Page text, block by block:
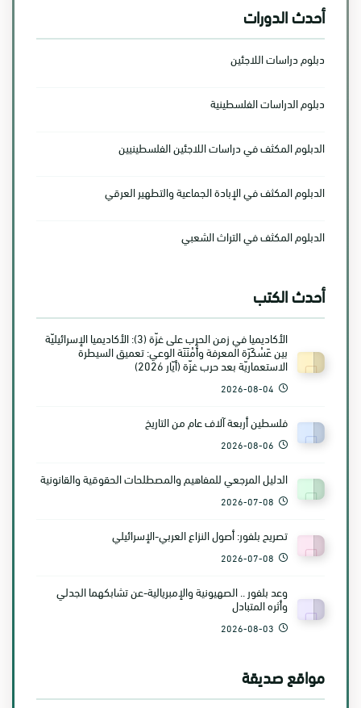
أحدث الدورات
دبلوم دراسات اللاجئين
دبلوم الدراسات الفلسطينية
الدبلوم المكثف في دراسات اللاجئين الفلسطينيين
الدبلوم المكثف في الإبادة الجماعية والتطهير العرقي
الدبلوم المكثف في التراث الشعبي
أحدث الكتب
الأكاديميا في زمن الحرب على غزّة (3): الأكاديميا الإسرائيليّة
بين عَسْكَرَة المعرفة وأَمْنَنَة الوعي: تعميق السيطرة
الاستعماريّة بعد حرب غزّة (أيّار 2026)
2026-08-04
فلسطين أربعة آلاف عام من التاريخ
2026-08-06
الدليل المرجعي للمفاهيم والمصطلحات الحقوقية والقانونية
2026-07-08
تصريح بلفور: أصول النزاع العربي-الإسرائيلي
2026-07-08
وعد بلفور .. الصهيونية والإمبريالية-عن تشابكهما الجدلي
وأثره المتبادل
2026-08-03
مواقع صديقة